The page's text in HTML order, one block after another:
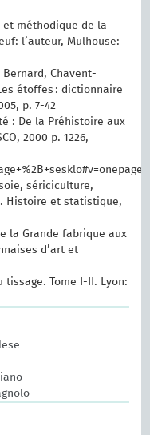
et méthodique de la
l’auteur, Mulhouse:
Chavent-
étoffes : dictionnaire
p. 7-42
: De la Préhistoire aux
2000 p. 1226,
sériciculture,
Histoire et statistique,
la Grande fabrique aux
d’art et
Tome I-II. Lyon: